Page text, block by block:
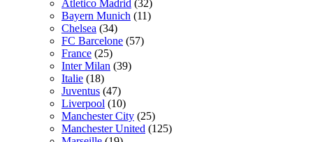
Atletico Madrid (32)
Bayern Munich (11)
Chelsea (34)
FC Barcelone (57)
France (25)
Inter Milan (39)
Italie (18)
Juventus (47)
Liverpool (10)
Manchester City (25)
Manchester United (125)